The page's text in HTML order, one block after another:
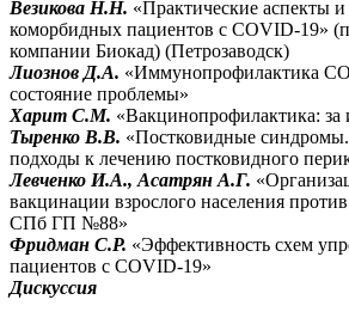
Везикова Н.Н. «Практические аспекты
коморбидных пациентов с COVID-19»
компании Биокад) (Петрозаводск)
Лиознов Д.А. «Иммунопрофилактика
состояние проблемы»
Харит С.М. «Вакцинопрофилактика: за
Тыренко В.В. «Постковидные
подходы к лечению постковидного
Левченко И.А., Асатрян А.Г.
вакцинации взрослого населения
СПб ГП №88»
Фридман С.Р. «Эффективность схем
пациентов с COVID-19»
Дискуссия